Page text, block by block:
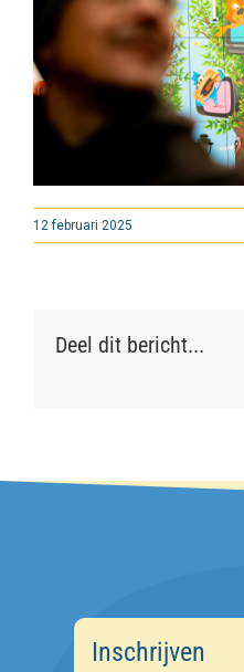
12 februari 2025
Deel dit bericht...
Inschrijven